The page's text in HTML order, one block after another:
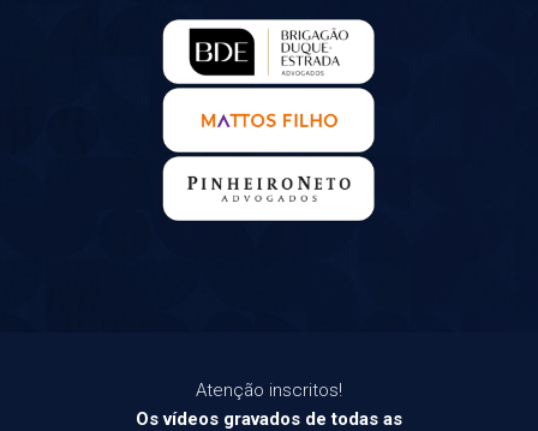
Atenção inscritos!
Os vídeos gravados de todas as